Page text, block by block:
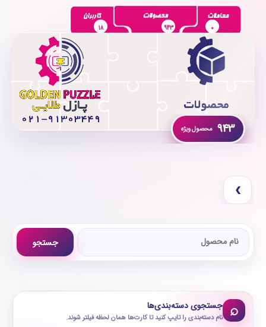
0
943
18
943
›
جستجو
⌕ جستجوی دسته‌بندی‌ها
نام دسته‌بندی را تایپ کنید تا کارت‌ها همان لحظه فیلتر شوند.